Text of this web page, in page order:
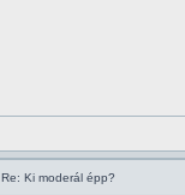
Re: Ki moderál épp?